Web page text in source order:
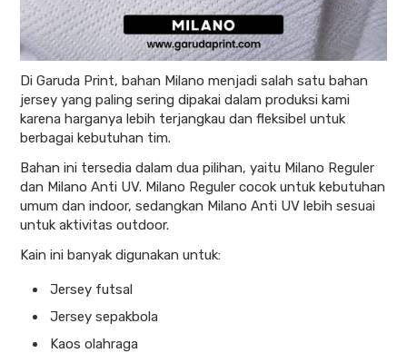
Di Garuda Print, bahan Milano menjadi salah satu bahan
jersey yang paling sering dipakai dalam produksi kami
karena harganya lebih terjangkau dan fleksibel untuk
berbagai kebutuhan tim.
Bahan ini tersedia dalam dua pilihan, yaitu Milano Reguler
dan Milano Anti UV. Milano Reguler cocok untuk kebutuhan
umum dan indoor, sedangkan Milano Anti UV lebih sesuai
untuk aktivitas outdoor.
Kain ini banyak digunakan untuk:
Jersey futsal
Jersey sepakbola
Kaos olahraga